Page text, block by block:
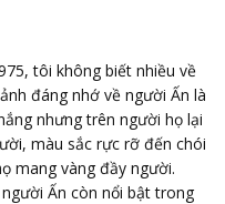
tôi không biết nhiều về
đáng nhớ về người Ấn là
nhưng trên người họ lại
màu sắc rực rỡ đến chói
mang vàng đầy người.
Ấn còn nổi bật trong